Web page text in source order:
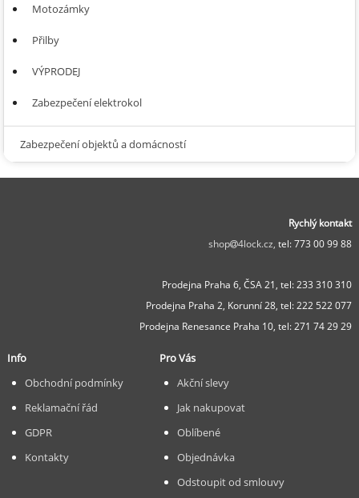
Motozámky
Přilby
VÝPRODEJ
Zabezpečení elektrokol
Zabezpečení objektů a domácností
Rychlý kontakt
shop
4lock.cz, tel: 773 00 99 88
Prodejna Praha 6, ČSA 21, tel: 233 310 310
Prodejna Praha 2, Korunní 28, tel: 222 522 077
Prodejna Renesance Praha 10, tel: 271 74 29 29
Info
Obchodní podmínky
Reklamační řád
GDPR
Kontakty
Pro Vás
Akční slevy
Jak nakupovat
Oblíbené
Objednávka
Odstoupit od smlouvy